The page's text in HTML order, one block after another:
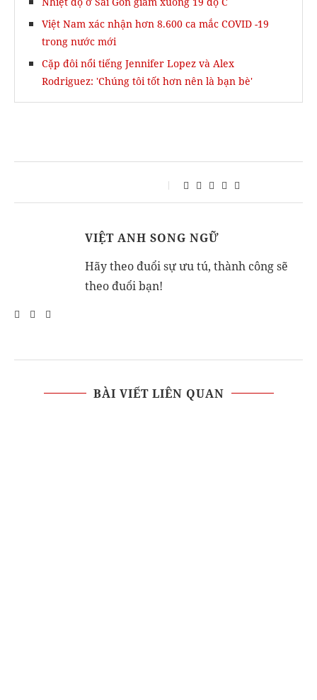
Việt Nam xác nhận hơn 8.600 ca mắc COVID -19
trong nước mới
Cặp đôi nổi tiếng Jennifer Lopez và Alex
Rodriguez: 'Chúng tôi tốt hơn nên là bạn bè'
VIỆT ANH SONG NGỮ
Hãy theo đuổi sự ưu tú, thành công sẽ
theo đuổi bạn!
BÀI VIẾT LIÊN QUAN